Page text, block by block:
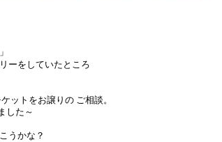
」
ーをしていたところ
ットをお譲りの ご相談。
した～
うかな？